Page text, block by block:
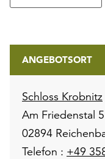
ANGEBOTSORT
Schloss Krobnitz
Am Friedenstal 5
02894
Telefon : +49